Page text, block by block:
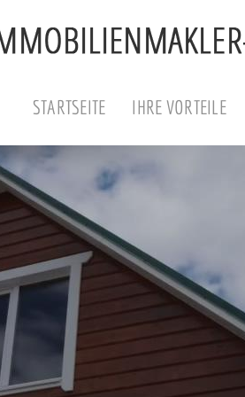
STARTSEITE IHRE VORTEILE